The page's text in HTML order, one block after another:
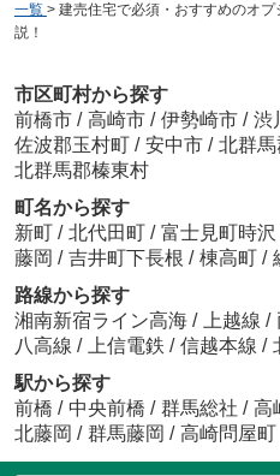
一覧 > 建売住宅で必須・おすすめのオ
説！
市区町村から探す
前橋市 / 高崎市 / 伊勢崎市 / 渋
佐波郡玉村町 / 安中市 / 北群
北群馬郡榛東村
町名から探す
新町 / 北代田町 / 富士見町時沢
藤岡 / 吉井町下長根 / 棟高町 /
路線から探す
湘南新宿ライン高海 / 上越線 /
八高線 / 上信電鉄 / 信越本線 /
駅から探す
前橋 / 中央前橋 / 群馬総社 / 高
北藤岡 / 群馬藤岡 / 高崎問屋町